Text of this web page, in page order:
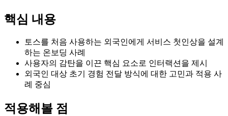
핵심 내용
토스를 처음 사용하는 외국인에게 서비스 첫인상을 설계
하는 온보딩 사례
사용자의 감탄을 이끈 핵심 요소로 인터랙션을 제시
외국인 대상 초기 경험 전달 방식에 대한 고민과 적용 사
례 중심
적용해볼 점